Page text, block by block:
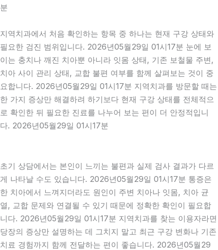
분
지역치과에서 처음 확인하는 항목 중 하나는 현재 구강 상태와
필요한 검진 범위입니다. 2026년05월29일 01시17분 눈에 보
이는 충치나 깨진 치아뿐 아니라 잇몸 상태, 기존 보철물 주변,
치아 사이 관리 상태, 교합 불편 여부를 함께 살펴보는 것이 중
요합니다. 2026년05월29일 01시17분 지역치과를 방문할 때는
한 가지 증상만 해결하려 하기보다 현재 구강 상태를 전체적으
로 확인한 뒤 필요한 진료를 나누어 보는 편이 더 안정적입니
다. 2026년05월29일 01시17분
초기 상담에서는 본인이 느끼는 불편과 실제 검사 결과가 다르
게 나타날 수도 있습니다. 2026년05월29일 01시17분 통증은
한 치아에서 느껴지더라도 원인이 주변 치아나 잇몸, 치아 균
열, 교합 문제와 연결될 수 있기 때문에 정확한 확인이 필요합
니다. 2026년05월29일 01시17분 지역치과를 찾는 이용자라면
당장의 증상만 설명하는 데 그치지 말고 최근 구강 변화나 기존
치료 경험까지 함께 전달하는 편이 좋습니다. 2026년05월29